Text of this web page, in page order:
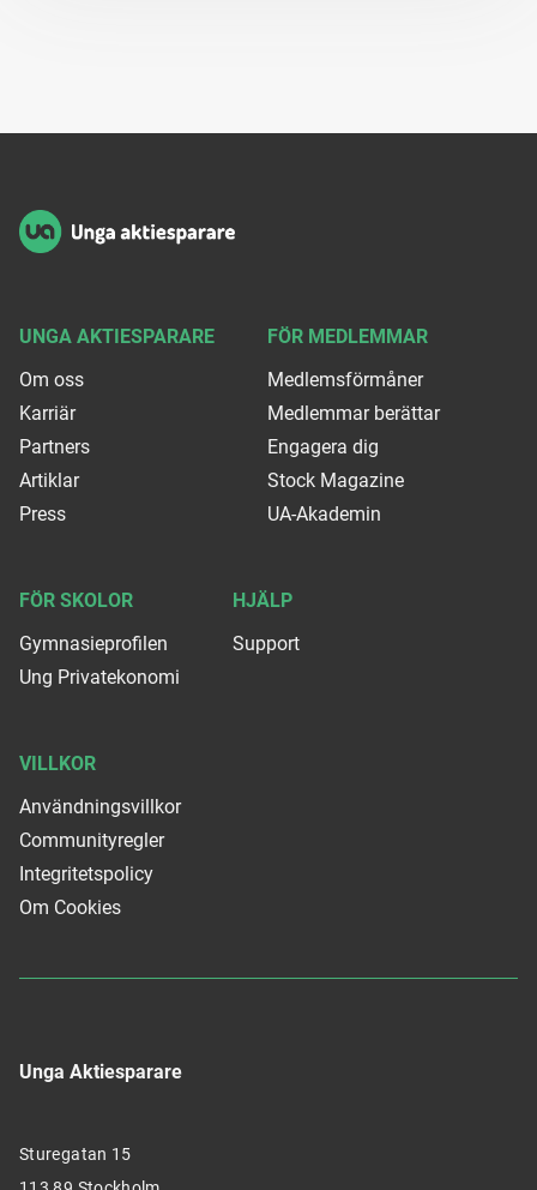
Unga Aktiesparare
Sturegatan 15
UNGA AKTIESPARARE
Om oss
Karriär
Partners
Artiklar
Press
FÖR MEDLEMMAR
Medlemsförmåner
Medlemmar berättar
Engagera dig
Stock Magazine
UA-Akademin
FÖR SKOLOR
Gymnasieprofilen
Ung Privatekonomi
HJÄLP
Support
VILLKOR
Användningsvillkor
Communityregler
Integritetspolicy
Om Cookies